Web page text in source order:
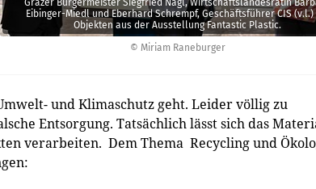
© Miriam Raneburger
Grazer Bürgermeister Siegfried Nagl, Wirtschaftslandesrätin
Eibinger-Miedl und Eberhard Schrempf, Geschäftsführer CIS (v.l.)
Objekten aus der Ausstellung Fantastic Plastic.
und Klimaschutz geht. Leider völlig zu
Entsorgung. Tatsächlich lässt sich das
verarbeiten. Dem Thema Recycling und